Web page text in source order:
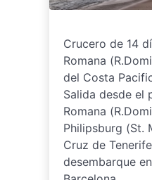
Crucero de 14
Romana
del Costa
Salida desde el
Romana
Philipsburg (St.
Cruz de
desembarque